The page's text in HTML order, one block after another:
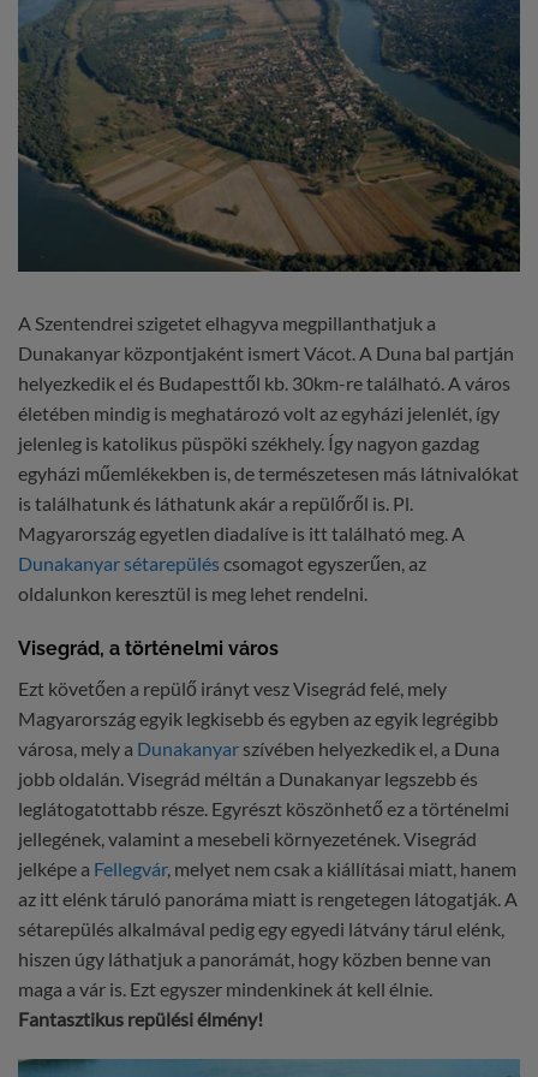
A Szentendrei szigetet elhagyva megpillanthatjuk a
Dunakanyar központjaként ismert Vácot. A Duna bal partján
helyezkedik el és Budapesttől kb. 30km-re található. A város
életében mindig is meghatározó volt az egyházi jelenlét, így
jelenleg is katolikus püspöki székhely. Így nagyon gazdag
egyházi műemlékekben is, de természetesen más látnivalókat
is találhatunk és láthatunk akár a repülőről is. Pl.
Magyarország egyetlen diadalíve is itt található meg. A
Dunakanyar sétarepülés csomagot egyszerűen, az
oldalunkon keresztül is meg lehet rendelni.
Visegrád, a történelmi város
Ezt követően a repülő irányt vesz Visegrád felé, mely
Magyarország egyik legkisebb és egyben az egyik legrégibb
városa, mely a Dunakanyar szívében helyezkedik el, a Duna
jobb oldalán. Visegrád méltán a Dunakanyar legszebb és
leglátogatottabb része. Egyrészt köszönhető ez a történelmi
jellegének, valamint a mesebeli környezetének. Visegrád
jelképe a Fellegvár, melyet nem csak a kiállításai miatt, hanem
az itt elénk táruló panoráma miatt is rengetegen látogatják. A
sétarepülés alkalmával pedig egy egyedi látvány tárul elénk,
hiszen úgy láthatjuk a panorámát, hogy közben benne van
maga a vár is. Ezt egyszer mindenkinek át kell élnie.
Fantasztikus repülési élmény!